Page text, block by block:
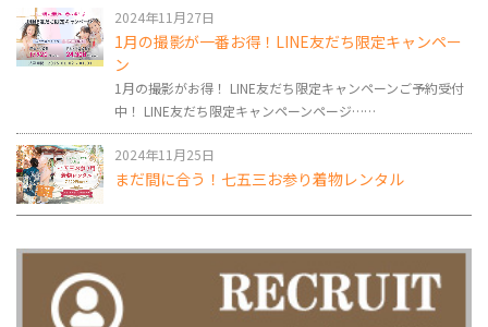
2024年11月27日
1月の撮影が一番お得！LINE友だち限定キャンペー
ン
1月の撮影がお得！ LINE友だち限定キャンペーンご予約受付
中！ LINE友だち限定キャンペーンページ……
2024年11月25日
まだ間に合う！七五三お参り着物レンタル